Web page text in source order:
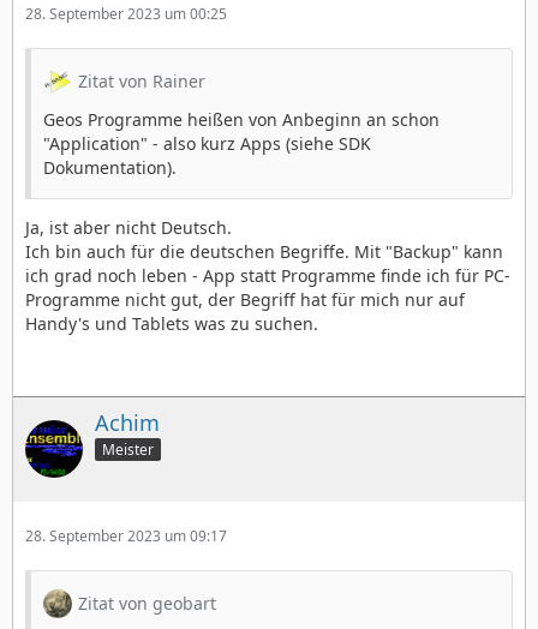
28. September 2023 um 00:25
Zitat von Rainer
Geos Programme heißen von Anbeginn an schon
"Application" - also kurz Apps (siehe SDK
Dokumentation).
Ja, ist aber nicht Deutsch.
Ich bin auch für die deutschen Begriffe. Mit "Backup" kann
ich grad noch leben - App statt Programme finde ich für PC-
Programme nicht gut, der Begriff hat für mich nur auf
Handy's und Tablets was zu suchen.
Achim
Meister
28. September 2023 um 09:17
Zitat von geobart